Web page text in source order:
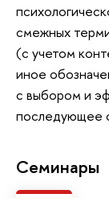
смежных
(с учетом
иное
с выбором и
последующее
Семинары